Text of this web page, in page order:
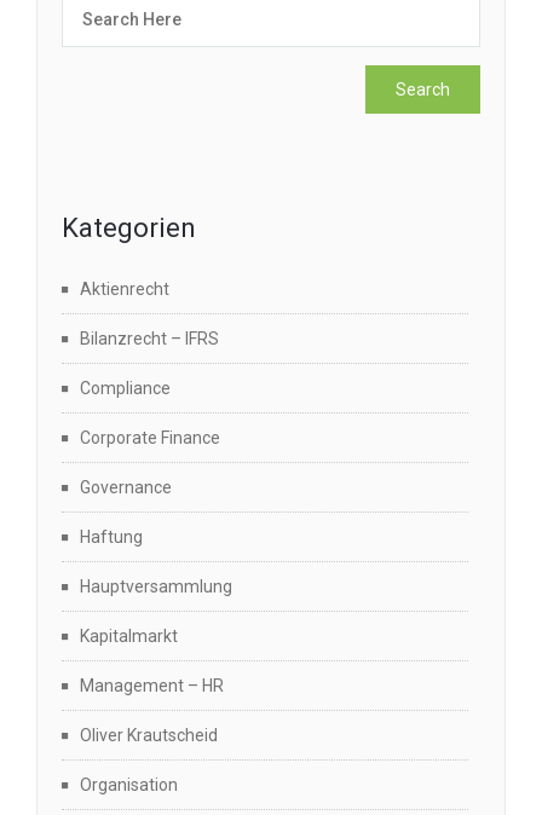
Kategorien
Aktienrecht
Bilanzrecht – IFRS
Compliance
Corporate Finance
Governance
Haftung
Hauptversammlung
Kapitalmarkt
Management – HR
Oliver Krautscheid
Organisation